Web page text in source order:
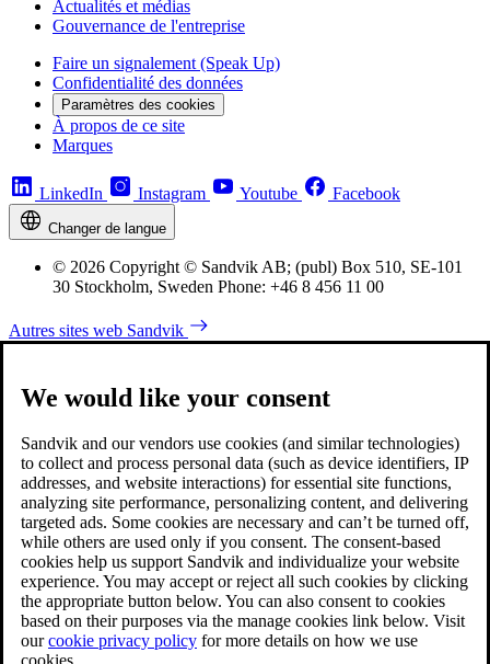
Actualités et médias
Gouvernance de l'entreprise
Faire un signalement (Speak Up)
Confidentialité des données
Paramètres des cookies
À propos de ce site
Marques
LinkedIn Instagram Youtube Facebook
Changer de langue
© 2026 Copyright © Sandvik AB; (publ) Box 510, SE-101
30 Stockholm, Sweden Phone: +46 8 456 11 00
Autres sites web Sandvik
We would like your consent
Sandvik and our vendors use cookies (and similar technologies)
to collect and process personal data (such as device identifiers, IP
addresses, and website interactions) for essential site functions,
analyzing site performance, personalizing content, and delivering
targeted ads. Some cookies are necessary and can’t be turned off,
while others are used only if you consent. The consent-based
cookies help us support Sandvik and individualize your website
experience. You may accept or reject all such cookies by clicking
the appropriate button below. You can also consent to cookies
based on their purposes via the manage cookies link below. Visit
ourcookie privacy policy for more details on how we use